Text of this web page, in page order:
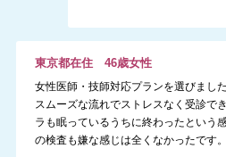
東京都在住 46歳女性
女性医師・技師対応プランを選びまし
スムーズな流れでストレスなく受診で
ラも眠っているうちに終わったという
の検査も嫌な感じは全くなかったです。